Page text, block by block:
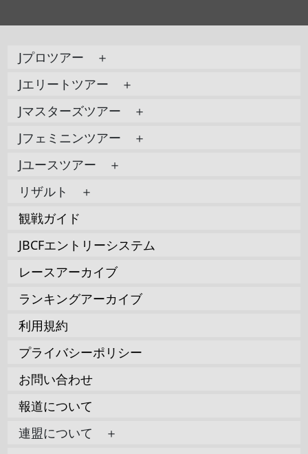
Jプロツアー ＋
Jエリートツアー ＋
Jマスターズツアー ＋
Jフェミニンツアー ＋
Jユースツアー ＋
リザルト ＋
観戦ガイド
JBCFエントリーシステム
レースアーカイブ
ランキングアーカイブ
利用規約
プライバシーポリシー
お問い合わせ
報道について
連盟について ＋